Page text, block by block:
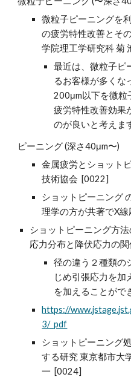
微粒子ピーニングを
の疲労特性改善とそ
学院理工学研究科 菊
最近は、微粒子ピ
るお客様が多くな
200μm以下を微粒
疲労特性改善効果
のが良いと考えま
ピーニング (深さ40μm〜)
金属疲労とショット
技術協会 [0022]
ショットピーニング
理学の方が共著でX
ショットピーニング方
応力分布と降伏応力の
径の違う２種類の
じめ引張応力を加
を加えることがで
https://
3/_pdf
ショットピーニング
する研究 東京都市大
一 [0024]